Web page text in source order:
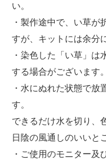
い。
・製作途中で、い草が
すが、キットには余分
・染色した「い草」は
する場合がございます。
・水にぬれた状態で放
す。
できるだけ水を切り、
日陰の風通しのいいと
・ご使用のモニター及